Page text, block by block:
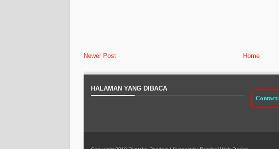
Newer Post Home
HALAMAN YANG DIBACA
Contact: